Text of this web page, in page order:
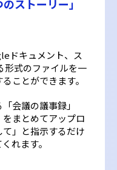
ストーリー」
ドキュメント、ス
形式のファイルを一
ことができます。
会議の議事録」
をまとめてアップロ
」と指示するだけ
れます。